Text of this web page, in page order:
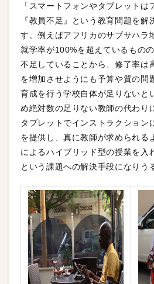
「スマートフォンやタブレットは
『教員不足』という教育問題を解
す。例えばアフリカのサブサハラ
就学率が100%を超えているもの
不足していることから、修了率は
を増加させようにも予算や質の問
育成を行う学校自体が足りないと
め絶対数の足りない教師の代わり
タブレットでインストラクション
を提供し、真に教師が求められる
によるハイブリッド型の授業を入
という課題への解決手段になりう